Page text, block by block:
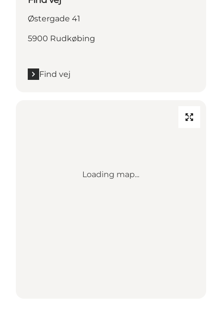
Østergade 41
5900 Rudkøbing
Find vej
Loading map...